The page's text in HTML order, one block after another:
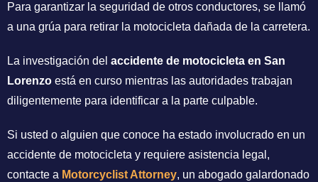
Para garantizar la seguridad de otros conductores, se llamó
a una grúa para retirar la motocicleta dañada de la carretera.
La investigación del accidente de motocicleta en San
Lorenzo está en curso mientras las autoridades trabajan
diligentemente para identificar a la parte culpable.
Si usted o alguien que conoce ha estado involucrado en un
accidente de motocicleta y requiere asistencia legal,
contacte a Motorcyclist Attorney, un abogado galardonado